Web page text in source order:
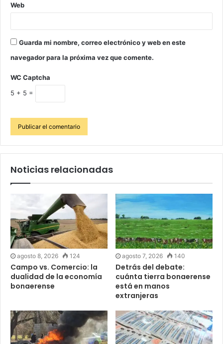
Web
Guarda mi nombre, correo electrónico y web en este
navegador para la próxima vez que comente.
WC Captcha
5 + 5 =
Noticias relacionadas
agosto 8, 2026 124
Campo vs. Comercio: la
dualidad de la economía
bonaerense
agosto 7, 2026 140
Detrás del debate:
cuánta tierra bonaerense
está en manos
extranjeras